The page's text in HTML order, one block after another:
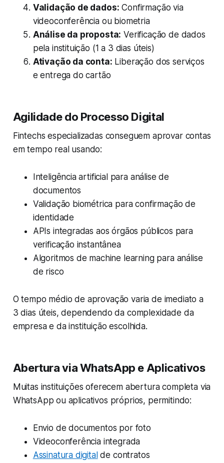
Validação de dados: Confirmação via
videoconferência ou biometria
Análise da proposta: Verificação de dados
pela instituição (1 a 3 dias úteis)
Ativação da conta: Liberação dos serviços
e entrega do cartão
Agilidade do Processo Digital
Fintechs especializadas conseguem aprovar contas
em tempo real usando:
Inteligência artificial para análise de
documentos
Validação biométrica para confirmação de
identidade
APIs integradas aos órgãos públicos para
verificação instantânea
Algoritmos de machine learning para análise
de risco
O tempo médio de aprovação varia de imediato a
3 dias úteis, dependendo da complexidade da
empresa e da instituição escolhida.
Abertura via WhatsApp e Aplicativos
Muitas instituições oferecem abertura completa via
WhatsApp ou aplicativos próprios, permitindo:
Envio de documentos por foto
Videoconferência integrada
Assinatura digital de contratos